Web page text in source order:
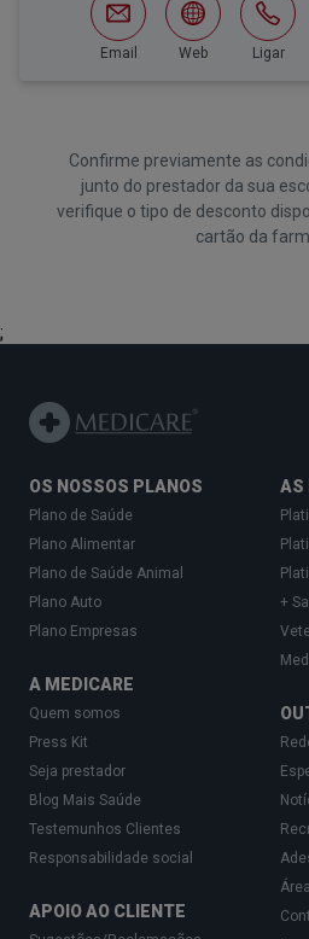
Email Web Ligar
Confirme previamente as
junto do prestador da sua
verifique o tipo de desconto
cartão da
;
OS NOSSOS PLANOS
Plano de Saúde
Plano Alimentar
Plano de Saúde Animal
Plano Auto
Plano Empresas
A MEDICARE
Quem somos
Press Kit
Seja prestador
Blog Mais Saúde
Testemunhos Clientes
Responsabilidade social
APOIO AO CLIENTE
AS
+